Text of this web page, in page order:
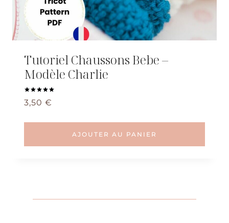
Tutoriel Chaussons Bebe –
Modèle Charlie
Note
5.00
3,50 €
AJOUTER AU PANIER